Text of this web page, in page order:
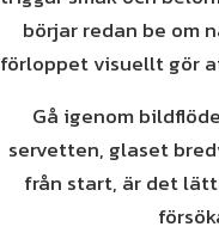
börjar redan be om
förloppet visuellt gör
Gå igenom
servetten, glaset
från start, är det